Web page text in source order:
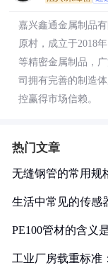
嘉兴鑫通金属制品
原村，成立于2018
等精密金属制品，
司拥有完善的制造
控赢得市场信赖。
热门文章
无缝钢管的常用规
生活中常见的传感
PE100管材的含义
工业厂房载重标准